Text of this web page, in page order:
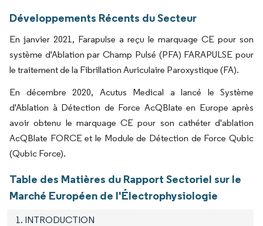
Développements Récents du Secteur
En janvier 2021, Farapulse a reçu le marquage CE pour son
système d'Ablation par Champ Pulsé (PFA) FARAPULSE pour
le traitement de la Fibrillation Auriculaire Paroxystique (FA).
En décembre 2020, Acutus Medical a lancé le Système
d'Ablation à Détection de Force AcQBlate en Europe après
avoir obtenu le marquage CE pour son cathéter d'ablation
AcQBlate FORCE et le Module de Détection de Force Qubic
(Qubic Force).
Table des Matières du Rapport Sectoriel sur le
Marché Européen de l'Électrophysiologie
1. INTRODUCTION